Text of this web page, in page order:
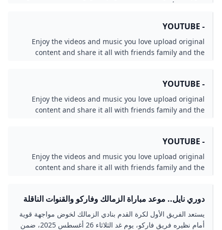
على راحة أمس السبت من التدريبات بعد الفوز على مودرن
- YOUTUBE
Enjoy the videos and music you love upload original
content and share it all with friends family and the
- YOUTUBE
Enjoy the videos and music you love upload original
content and share it all with friends family and the
- YOUTUBE
Enjoy the videos and music you love upload original
content and share it all with friends family and the
دوري نايل.. موعد مباراة الزمالك وفاركو والقنوات الناقلة
يستعد الفريق الأول لكرة القدم بنادي الزمالك لخوض مواجهة قوية
أمام نظيره فريق فاركو، يوم غد الثلاثاء 26 أغسطس 2025، ضمن